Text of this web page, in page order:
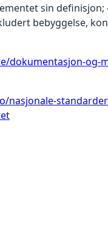
sin definisjon;
bebyggelse,
dokumentasjon-og-
nasjonale-